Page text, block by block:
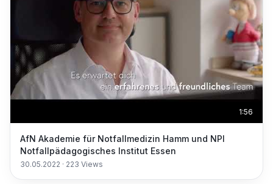
1:56
AfN Akademie für Notfallmedizin Hamm und NPI
Notfallpädagogisches Institut Essen
30.05.2022 · 223 Views